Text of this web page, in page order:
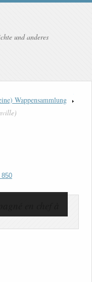
und anderes
Wappensammlung